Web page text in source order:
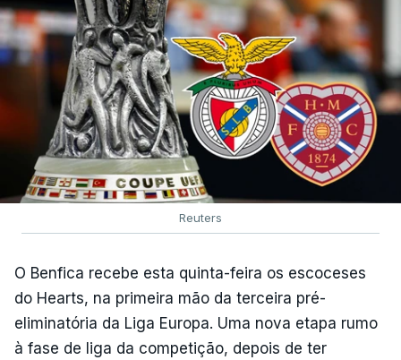
Reuters
O Benfica recebe esta quinta-feira os escoceses
do Hearts, na primeira mão da terceira pré-
eliminatória da Liga Europa. Uma nova etapa rumo
à fase de liga da competição, depois de ter